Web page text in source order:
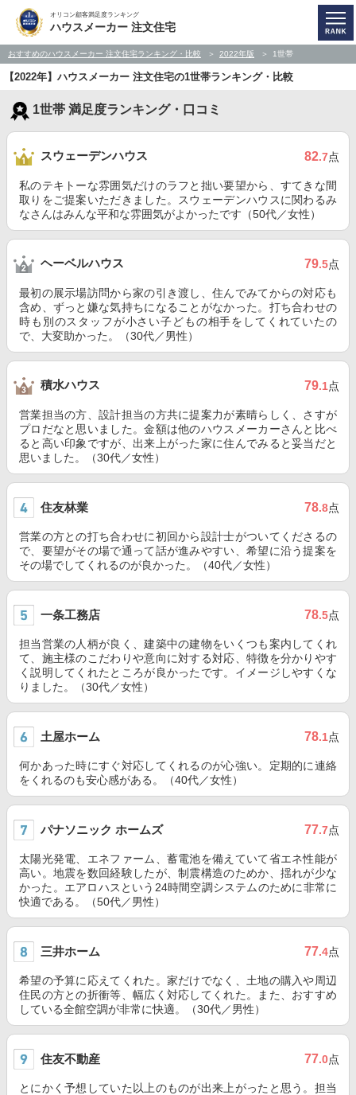
オリコン顧客満足度ランキング
ハウスメーカー 注文住宅
おすすめのハウスメーカー 注文住宅ランキング・比較 2022年版 1世帯
【2022年】ハウスメーカー 注文住宅の1世帯ランキング・比較
1世帯 満足度ランキング・口コミ
スウェーデンハウス 82.7点
私のテキトーな雰囲気だけのラフと拙い要望から、すてきな間
取りをご提案いただきました。スウェーデンハウスに関わるみ
なさんはみんな平和な雰囲気がよかったです（50代／女性）
ヘーベルハウス 79.5点
最初の展示場訪問から家の引き渡し、住んでみてからの対応も
含め、ずっと嫌な気持ちになることがなかった。打ち合わせの
時も別のスタッフが小さい子どもの相手をしてくれていたの
で、大変助かった。（30代／男性）
積水ハウス 79.1点
営業担当の方、設計担当の方共に提案力が素晴らしく、さすが
プロだなと思いました。金額は他のハウスメーカーさんと比べ
ると高い印象ですが、出来上がった家に住んでみると妥当だと
思いました。（30代／女性）
住友林業 78.8点
営業の方との打ち合わせに初回から設計士がついてくださるの
で、要望がその場で通って話が進みやすい、希望に沿う提案を
その場でしてくれるのが良かった。（40代／女性）
一条工務店 78.5点
担当営業の人柄が良く、建築中の建物をいくつも案内してくれ
て、施主様のこだわりや意向に対する対応、特徴を分かりやす
く説明してくれたところが良かったです。イメージしやすくな
りました。（30代／女性）
土屋ホーム 78.1点
何かあった時にすぐ対応してくれるのが心強い。定期的に連絡
をくれるのも安心感がある。（40代／女性）
パナソニック ホームズ 77.7点
太陽光発電、エネファーム、蓄電池を備えていて省エネ性能が
高い。地震を数回経験したが、制震構造のためか、揺れが少な
かった。エアロハスという24時間空調システムのために非常に
快適である。（50代／男性）
三井ホーム 77.4点
希望の予算に応えてくれた。家だけでなく、土地の購入や周辺
住民の方との折衝等、幅広く対応してくれた。また、おすすめ
している全館空調が非常に快適。（30代／男性）
住友不動産 77.0点
とにかく予想していた以上のものが出来上がったと思う。担当